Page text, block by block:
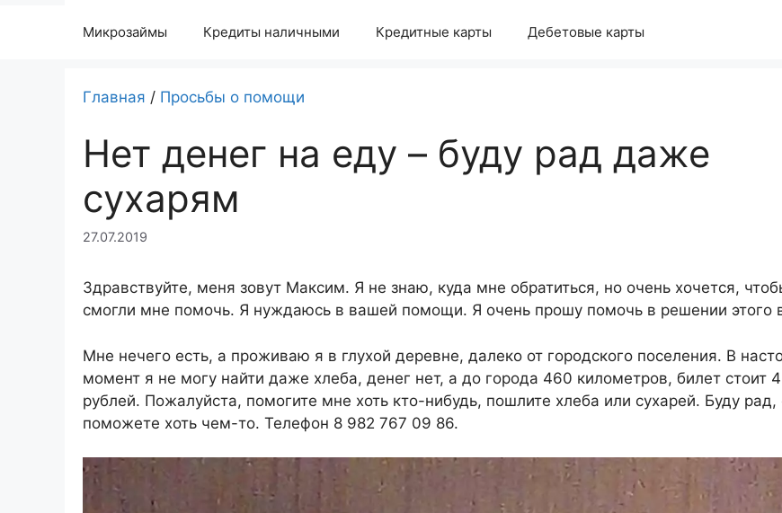
Микрозаймы Кредиты наличными Кредитные карты Дебетовые карты
Главная / Просьбы о помощи
Нет денег на еду – буду рад даже
сухарям
27.07.2019
Здравствуйте, меня зовут Максим. Я не знаю, куда мне обратиться, но очень хочется,
смогли мне помочь. Я нуждаюсь в вашей помощи. Я очень прошу помочь в решении этого
Мне нечего есть, а проживаю я в глухой деревне, далеко от городского поселения. В
момент я не могу найти даже хлеба, денег нет, а до города 460 километров, билет стоит
рублей. Пожалуйста, помогите мне хоть кто-нибудь, пошлите хлеба или сухарей. Буду
поможете хоть чем-то. Телефон 8 982 767 09 86.